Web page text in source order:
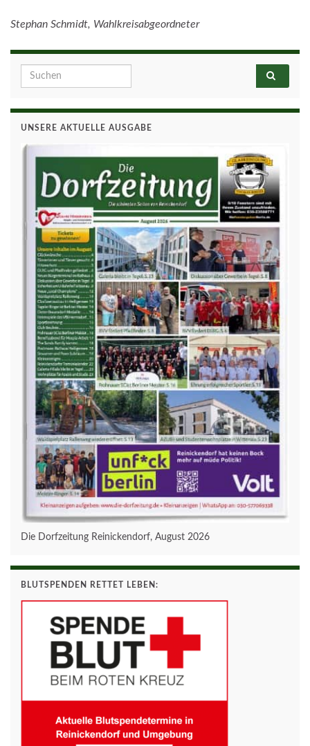
Stephan Schmidt, Wahlkreisabgeordneter
Search for:
UNSERE AKTUELLE AUSGABE
Die Dorfzeitung Reinickendorf, August 2026
BLUTSPENDEN RETTET LEBEN: